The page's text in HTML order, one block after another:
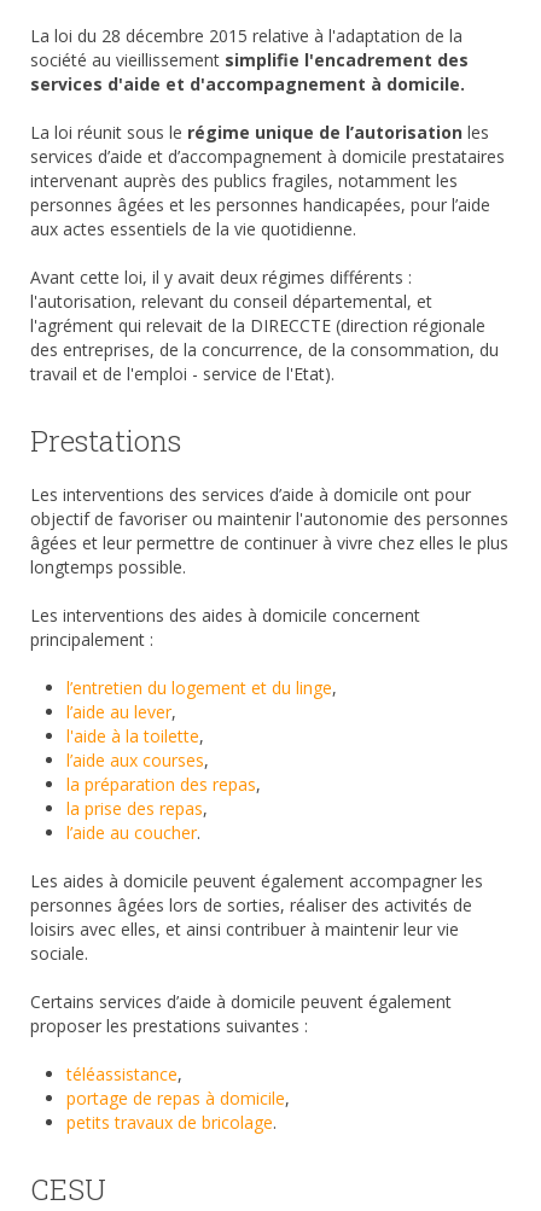
La loi du 28 décembre 2015 relative à l'adaptation de la
société au vieillissement simplifie l'encadrement des
services d'aide et d'accompagnement à domicile.
La loi réunit sous le régime unique de l’autorisation les
services d’aide et d’accompagnement à domicile prestataires
intervenant auprès des publics fragiles, notamment les
personnes âgées et les personnes handicapées, pour l’aide
aux actes essentiels de la vie quotidienne.
Avant cette loi, il y avait deux régimes différents :
l'autorisation, relevant du conseil départemental, et
l'agrément qui relevait de la DIRECCTE (direction régionale
des entreprises, de la concurrence, de la consommation, du
travail et de l'emploi - service de l'Etat).
Prestations
Les interventions des services d’aide à domicile ont pour
objectif de favoriser ou maintenir l'autonomie des personnes
âgées et leur permettre de continuer à vivre chez elles le plus
longtemps possible.
Les interventions des aides à domicile concernent
principalement :
l’entretien du logement et du linge,
l’aide au lever,
l'aide à la toilette,
l’aide aux courses,
la préparation des repas,
la prise des repas,
l’aide au coucher.
Les aides à domicile peuvent également accompagner les
personnes âgées lors de sorties, réaliser des activités de
loisirs avec elles, et ainsi contribuer à maintenir leur vie
sociale.
Certains services d’aide à domicile peuvent également
proposer les prestations suivantes :
téléassistance,
portage de repas à domicile,
petits travaux de bricolage.
CESU